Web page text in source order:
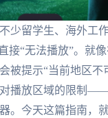
少留学生、海外工
接“无法播放”。就
被提示“当前地区
播放区域的限制
。今天这篇指南，